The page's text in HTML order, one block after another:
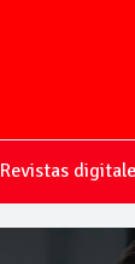
Revistas